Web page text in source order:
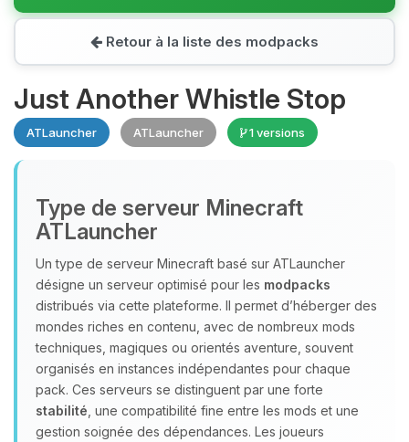
Retour à la liste des modpacks
Just Another Whistle Stop
ATLauncher ATLauncher 1 versions
Type de serveur Minecraft
ATLauncher
Un type de serveur Minecraft basé sur ATLauncher
désigne un serveur optimisé pour les modpacks
distribués via cette plateforme. Il permet d’héberger des
mondes riches en contenu, avec de nombreux mods
techniques, magiques ou orientés aventure, souvent
organisés en instances indépendantes pour chaque
pack. Ces serveurs se distinguent par une forte
stabilité , une compatibilité fine entre les mods et une
gestion soignée des dépendances. Les joueurs
Youpi, enfin quelqu’un pour me
parler ! Moi c’est Choupy, ton petit
assistant BoxToPlay. Dis-moi ce dont
tu as besoin et je vais remuer mes
petits circuits pour t’aider.
06/08/2026 à 10:58